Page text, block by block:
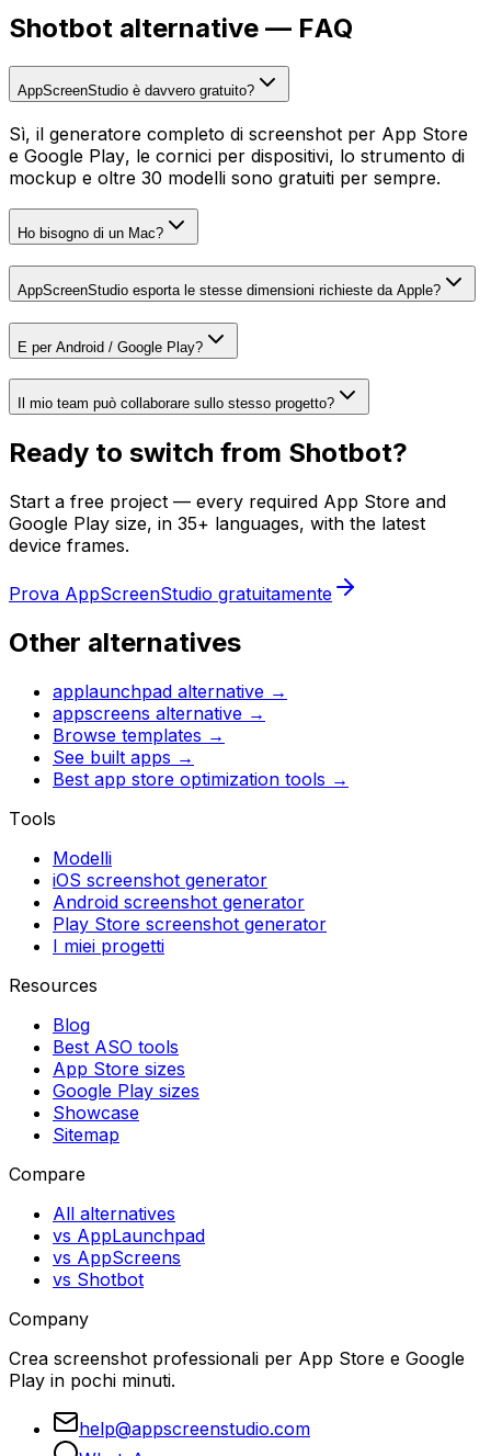
Shotbot alternative — FAQ
AppScreenStudio è davvero gratuito?
Sì, il generatore completo di screenshot per App Store
e Google Play, le cornici per dispositivi, lo strumento di
mockup e oltre 30 modelli sono gratuiti per sempre.
Ho bisogno di un Mac?
AppScreenStudio esporta le stesse dimensioni richieste da Apple?
E per Android / Google Play?
Il mio team può collaborare sullo stesso progetto?
Ready to switch from Shotbot?
Start a free project — every required App Store and
Google Play size, in 35+ languages, with the latest
device frames.
Prova AppScreenStudio gratuitamente
Other alternatives
applaunchpad alternative →
appscreens alternative →
Browse templates →
See built apps →
Best app store optimization tools →
Tools
Modelli
iOS screenshot generator
Android screenshot generator
Play Store screenshot generator
I miei progetti
Resources
Blog
Best ASO tools
App Store sizes
Google Play sizes
Showcase
Sitemap
Compare
All alternatives
vs AppLaunchpad
vs AppScreens
vs Shotbot
Company
Crea screenshot professionali per App Store e Google
Play in pochi minuti.
help@appscreenstudio.com